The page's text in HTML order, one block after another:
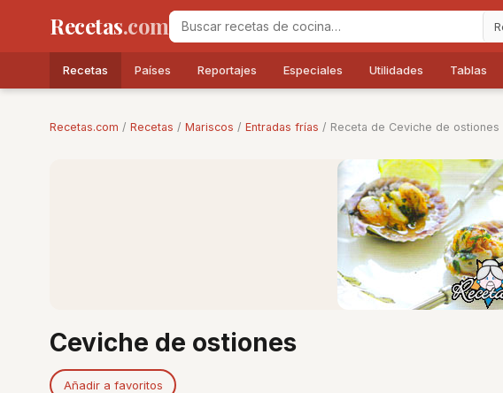
Recetas.com
Recetas Países Reportajes Especiales Utilidades Tablas
Recetas.com / Recetas / Mariscos / Entradas frías / Receta de Ceviche de ostiones
Ceviche de ostiones
Añadir a favoritos